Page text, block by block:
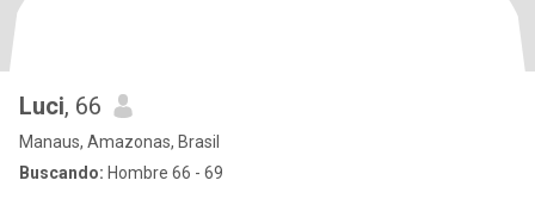
Luci, 66
Manaus, Amazonas, Brasil
Buscando: Hombre 66 - 69